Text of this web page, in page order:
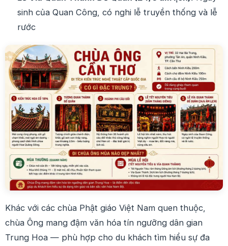
sinh của Quan Công, có nghi lễ truyền thống và lễ
rước
Khác với các chùa Phật giáo Việt Nam quen thuộc,
chùa Ông mang đậm văn hóa tín ngưỡng dân gian
Trung Hoa — phù hợp cho du khách tìm hiểu sự đa